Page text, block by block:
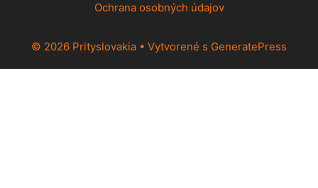
Ochrana osobných údajov
© 2026 Prityslovakia • Vytvorené s GeneratePress